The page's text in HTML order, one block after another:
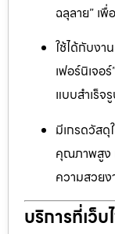
ฉลุลาย” เ
ใช้ได้กับงา
เฟอร์นิเจอ
แบบสำเร็จ
มีเกรดวัสดุ
คุณภาพสูง
ความสวยง
บริการที่เว็